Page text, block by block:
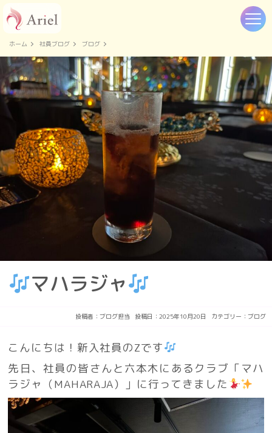
ホーム 社員ブログ ブログ
マハラジャ
投稿者： ブログ担当 投稿日：2025年10月20日 カテゴリー： ブログ
こんにちは！新入社員のZです
先日、社員の皆さんと六本木にあるクラブ「マハ
ラジャ（MAHARAJA）」に行ってきました